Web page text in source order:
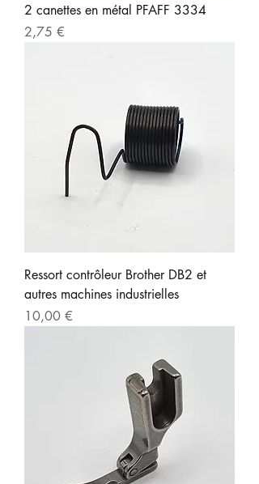
2 canettes en métal PFAFF 3334
Prix
2,75 €
Ressort contrôleur Brother DB2 et
autres machines industrielles
Prix
10,00 €